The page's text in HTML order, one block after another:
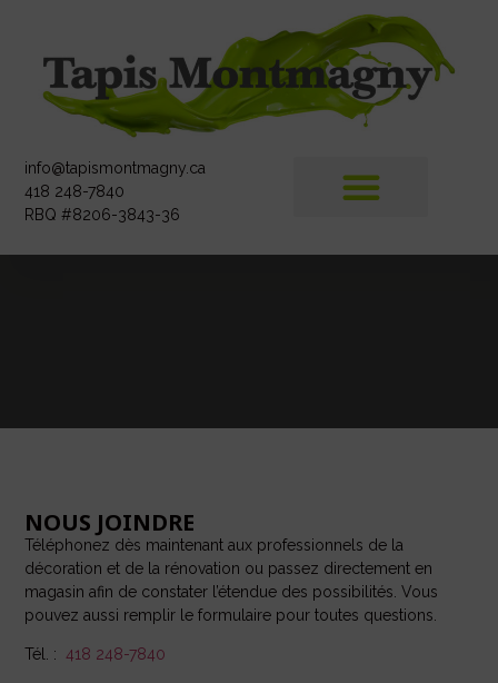
info@tapismontmagny.ca
418 248-7840
RBQ #8206-3843-36
NOUS JOINDRE
Téléphonez dès maintenant aux professionnels de la
décoration et de la rénovation ou passez directement en
magasin afin de constater l’étendue des possibilités. Vous
pouvez aussi remplir le formulaire pour toutes questions.
Tél. :418 248-7840